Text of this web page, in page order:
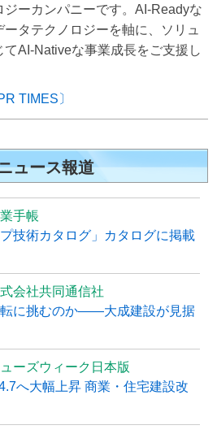
ジーカンパニーです。AI-Readyな
タテクノロジーを軸に、ソリュ
AI-Nativeな事業成長をご支援し
TIMES〕
ュース報道
手帳
技術カタログ」カタログに掲載
会社共同通信社
に挑むのか――大成建設が見据
ーズウィーク日本版
へ大幅上昇 商業・住宅建設改